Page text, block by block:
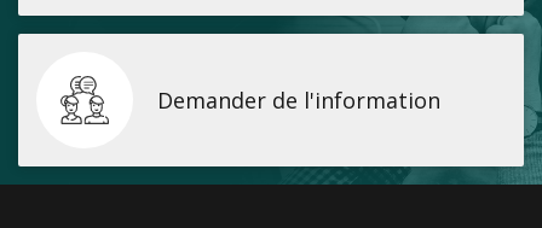
Demander de l'information